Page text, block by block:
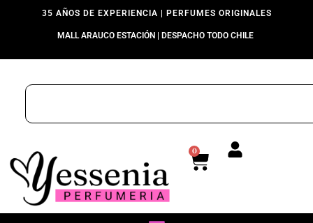
35 AÑOS DE EXPERIENCIA | PERFUMES ORIGINALES
MALL ARAUCO ESTACIÓN | DESPACHO TODO CHILE
0